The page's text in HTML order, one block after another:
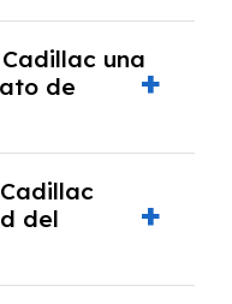
de renting con
sin pagar
una
de
En este
años, la
y el coste
del